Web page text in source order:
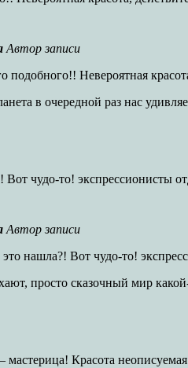
Автор записи
подобного!! Невероятная
в очередной раз нас
Вот чудо-то! экспрессионисты
Автор записи
нашла?! Вот чудо-то!
просто сказочный мир
Красота